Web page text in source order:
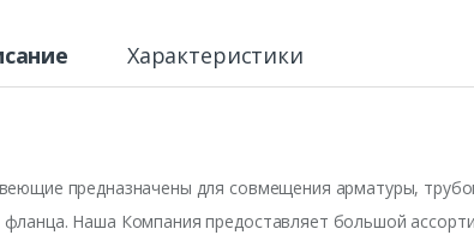
Характеристики
предназначены для совмещения арматуры,
Наша Компания предоставляет большой